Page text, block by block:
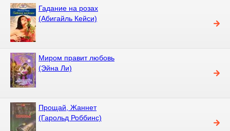
Гадание на розах
(Абигайль Кейси)
Миром правит любовь
(Эйна Ли)
Прощай, Жаннет
(Гарольд Роббинс)